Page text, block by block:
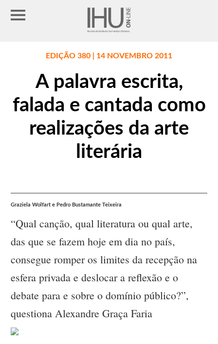
EDIÇÃO 380 | 14 NOVEMBRO 2011
A palavra escrita,
falada e cantada como
realizações da arte
literária
Graziela Wolfart e Pedro Bustamante Teixeira
“Qual canção, qual literatura ou qual arte,
das que se fazem hoje em dia no país,
consegue romper os limites da recepção na
esfera privada e deslocar a reflexão e o
debate para e sobre o domínio público?”,
questiona Alexandre Graça Faria